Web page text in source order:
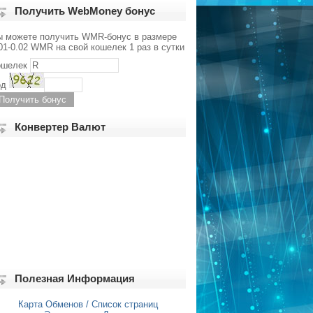
Получить WebMoney бонус
можете получить WMR-бонус в размере
0.02 WMR на свой кошелек 1 раз в сутки
Конвертер Валют
Полезная Информация
Карта Обменов / Список страниц